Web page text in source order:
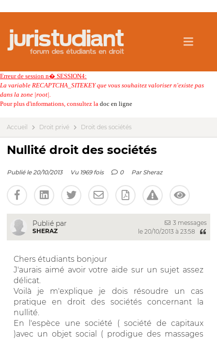
Erreur de session n� SESSION4:
La variable RECAPTCHA_SITEKEY que vous souhaitez valoriser n'existe pas
dans la zone |root|.
Pour plus d'informations, consultez la doc en ligne
Accueil Droit privé Droit des sociétés
Nullité droit des sociétés
Publié le 20/10/2013 Vu 1969 fois 0 Par Sheraz
Publié par
SHERAZ
3 messages
le 20/10/2013 à 23:58
Chers étudiants bonjour
J'aurais aimé avoir votre aide sur un sujet assez
délicat.
Voilà je m'explique je dois résoudre un cas
pratique en droit des sociétés concernant la
nullité.
En l'espèce une société ( société de capitaux
)avec un objet social ( prodigue des massages